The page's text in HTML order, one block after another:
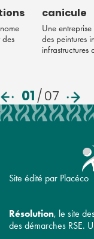
des
canicule
Une
des peintures
infrastructures
01/07
Site édité par Placéco
Résolution, le site
des démarches RSE.